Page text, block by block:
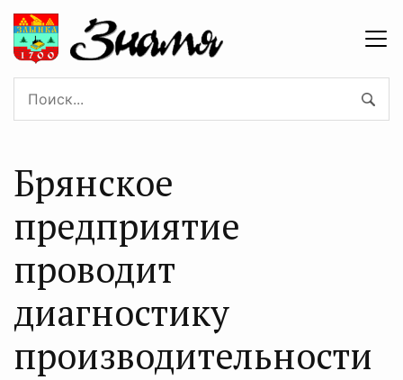
Брянское
предприятие
проводит
диагностику
производительности